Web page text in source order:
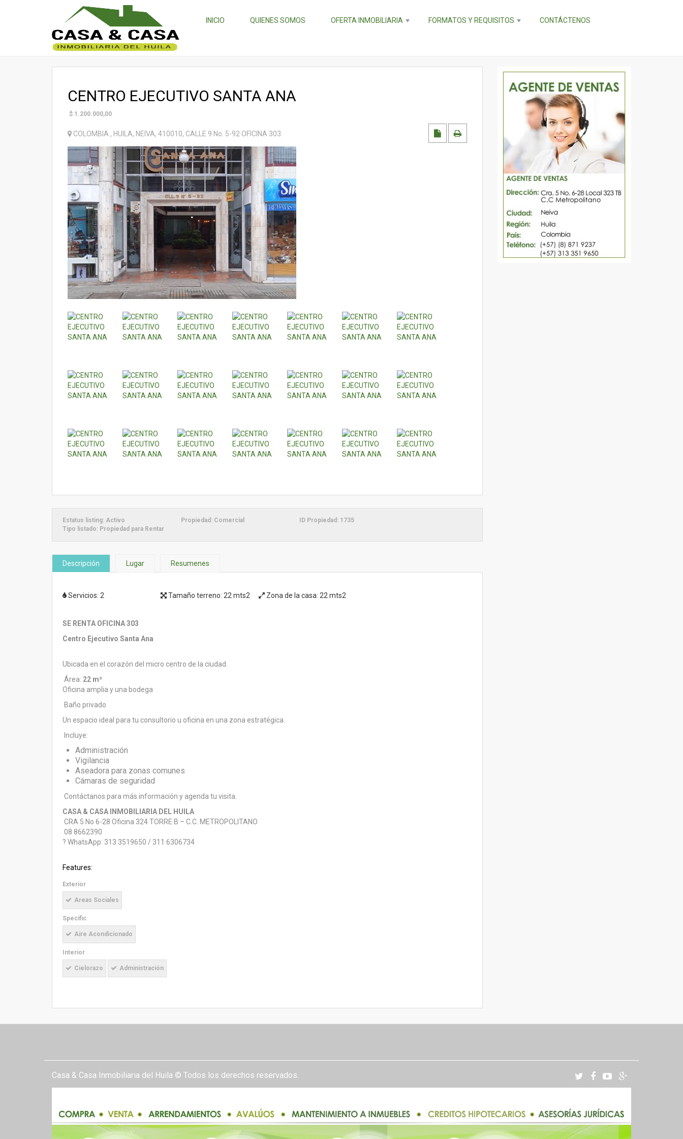
INICIO QUIENES SOMOS OFERTA INMOBILIARIA FORMATOS Y REQUISITOS CONTÁCTENOS
CENTRO EJECUTIVO SANTA ANA
$ 1.200.000,00
COLOMBIA , HUILA, NEIVA, 410010, CALLE 9 No. 5-92 OFICINA 303
Estatus listing: Activo Propiedad: Comercial ID Propiedad: 1735
Tipo listado: Propiedad para Rentar
Descripción Lugar Resumenes
Servicios: 2 Tamaño terreno: 22 mts2 Zona de la casa: 22 mts2
SE RENTA OFICINA 303
Centro Ejecutivo Santa Ana
Ubicada en el corazón del micro centro de la ciudad.
Área: 22 m²
Oficina amplia y una bodega
Baño privado
Un espacio ideal para tu consultorio u oficina en una zona estratégica.
Incluye:
Administración
Vigilancia
Aseadora para zonas comunes
Cámaras de seguridad
Contáctanos para más información y agenda tu visita.
CASA & CASA INMOBILIARIA DEL HUILA
CRA 5 No 6-28 Oficina 324 TORRE B – C.C. METROPOLITANO
08 8662390
? WhatsApp: 313 3519650 / 311 6306734
Features:
Exterior
Areas Sociales
Specific
Aire Acondicionado
Interior
Cielorazo Administración
Casa & Casa Inmobiliaria del Huila © Todos los derechos reservados.